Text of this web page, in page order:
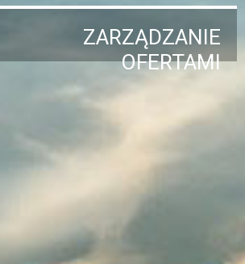
ZARZĄDZANIE
OFERTAMI